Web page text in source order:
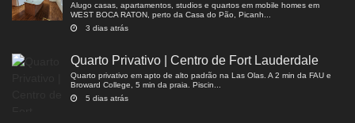
Alugo casas, apartamentos, studios e quartos em mobile homes em
WEST BOCA RATON, perto da Casa do Pão, Picanh...
3 dias atrás
Quarto Privativo | Centro de Fort Lauderdale
Quarto privativo em apto de alto padrão na Las Olas. A 2 min da FAU e
Broward College, 5 min da praia. Piscin...
5 dias atrás